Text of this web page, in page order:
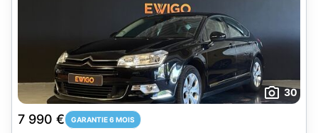
30
7 990 € GARANTIE 6 MOIS